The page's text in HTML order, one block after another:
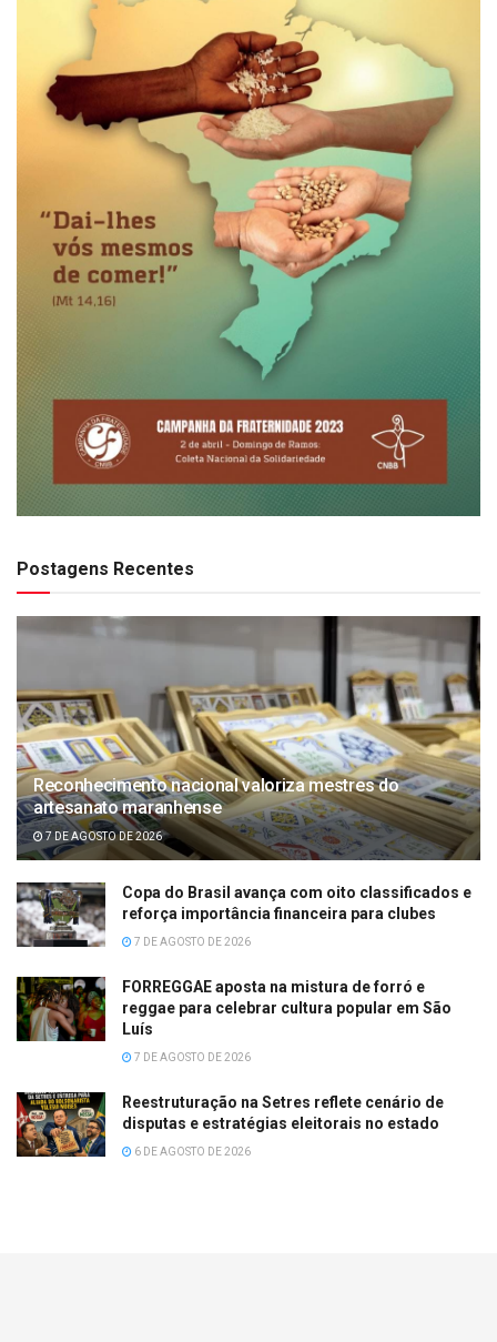
Postagens Recentes
Reconhecimento nacional valoriza mestres do
artesanato maranhense
7 DE AGOSTO DE 2026
Copa do Brasil avança com oito classificados e
reforça importância financeira para clubes
7 DE AGOSTO DE 2026
FORREGGAE aposta na mistura de forró e
reggae para celebrar cultura popular em São
Luís
7 DE AGOSTO DE 2026
Reestruturação na Setres reflete cenário de
disputas e estratégias eleitorais no estado
6 DE AGOSTO DE 2026